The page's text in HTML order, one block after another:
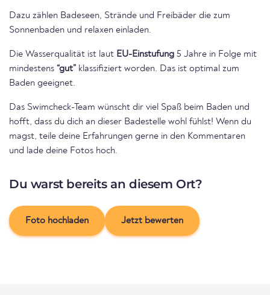
Dazu zählen Badeseen, Strände und Freibäder die zum
Sonnenbaden und relaxen einladen.
Die Wasserqualität ist laut EU-Einstufung 5 Jahre in Folge mit
mindestens “gut” klassifiziert worden. Das ist optimal zum
Baden geeignet.
Das Swimcheck-Team wünscht dir viel Spaß beim Baden und
hofft, dass du dich an dieser Badestelle wohl fühlst! Wenn du
magst, teile deine Erfahrungen gerne in den Kommentaren
und lade deine Fotos hoch.
Du warst bereits an diesem Ort?
Foto hochladen Jetzt bewerten